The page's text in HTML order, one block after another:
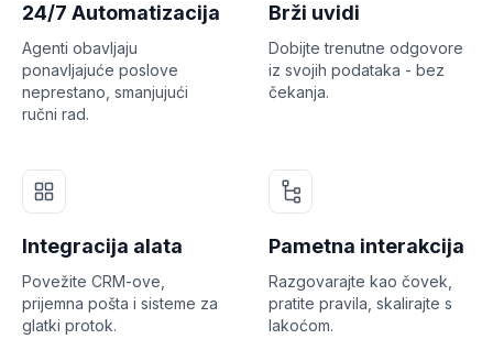
24/7 Automatizacija
Agenti obavljaju
ponavljajuće poslove
neprestano, smanjujući
ručni rad.
Brži uvidi
Dobijte trenutne odgovore
iz svojih podataka - bez
čekanja.
Integracija alata
Povežite CRM-ove,
prijemna pošta i sisteme za
glatki protok.
Pametna interakcija
Razgovarajte kao čovek,
pratite pravila, skalirajte s
lakoćom.